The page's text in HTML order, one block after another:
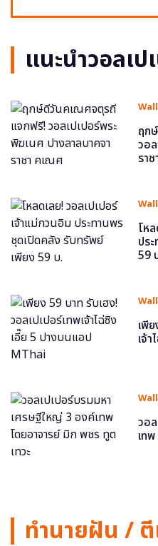
แนะนำวอลเป
ฤก
วอ
รา
โห
ปร
59
เพี
เจ้
วอ
เท
ทำนายฝัน / ตี